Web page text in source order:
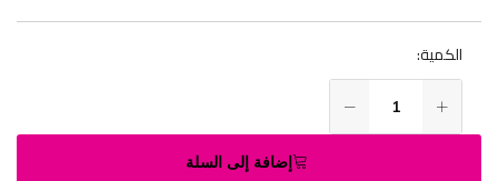
الكمية:
إضافة إلى السلة